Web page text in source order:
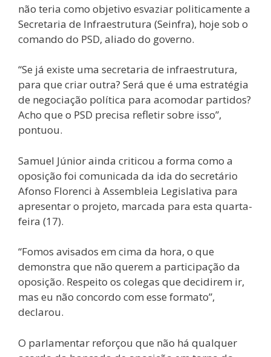
não teria como objetivo esvaziar politicamente a
Secretaria de Infraestrutura (Seinfra), hoje sob o
comando do PSD, aliado do governo.
“Se já existe uma secretaria de infraestrutura,
para que criar outra? Será que é uma estratégia
de negociação política para acomodar partidos?
Acho que o PSD precisa refletir sobre isso”,
pontuou.
Samuel Júnior ainda criticou a forma como a
oposição foi comunicada da ida do secretário
Afonso Florenci à Assembleia Legislativa para
apresentar o projeto, marcada para esta quarta-
feira (17).
“Fomos avisados em cima da hora, o que
demonstra que não querem a participação da
oposição. Respeito os colegas que decidirem ir,
mas eu não concordo com esse formato”,
declarou.
O parlamentar reforçou que não há qualquer